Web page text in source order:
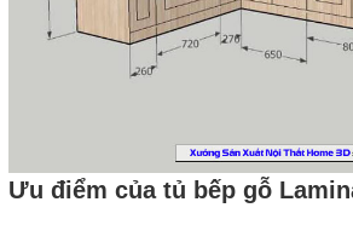
Ưu điểm của tủ bếp gỗ